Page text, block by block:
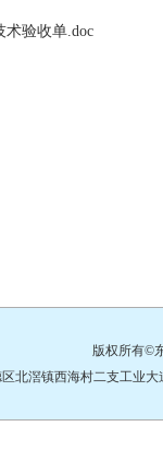
术验收单.doc
版权所有©
北滘镇西海村二支工业